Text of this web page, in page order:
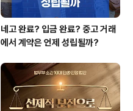
네고 완료? 입금 완료? 중고 거래
에서 계약은 언제 성립될까?